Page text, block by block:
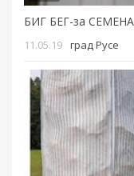
11.05.19 град Русе